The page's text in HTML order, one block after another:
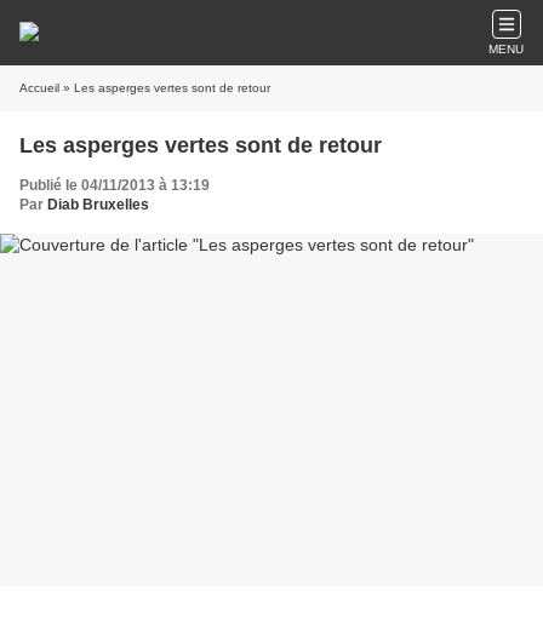
MENU
Accueil » Les asperges vertes sont de retour
Les asperges vertes sont de retour
Publié le 04/11/2013 à 13:19
Par Diab Bruxelles